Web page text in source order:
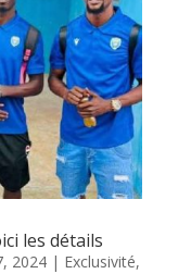
les détails
2024| Exclusivité,